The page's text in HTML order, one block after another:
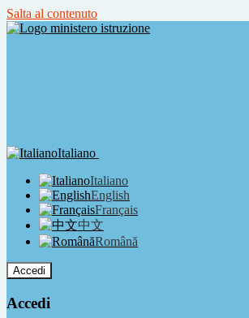
Salta al contenuto
Italiano
Italiano
English
Français
中文
Română
Accedi
Accedi